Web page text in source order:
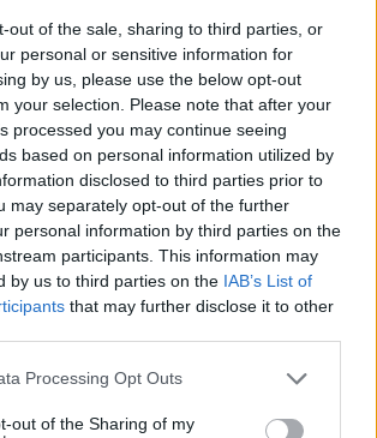
out of the sale, sharing to third parties, or
personal or sensitive information for
by us, please use the below opt-out
your selection. Please note that after your
processed you may continue seeing
based on personal information utilized by
disclosed to third parties prior to
may separately opt-out of the further
personal information by third parties on the
participants. This information may
by us to third parties on the IAB’s List of
that may further disclose it to other
this website/app uses one or more Google
visit or usage behaviour. You may click to
Processing Opt Outs
out of the Sharing of my
το κόστος ζωής που απαιτείται σε
είναι εργαζόμενοι με
είναι ο πάτος της Ευρώπης μεταξύ
Γι αυτό η χώρα πάει απ´ το κακό στο
μισθοί των λαμογίων
Οι φραπέδες μόνο ζούνε καλά!